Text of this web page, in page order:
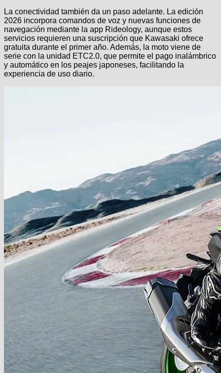
La conectividad también da un paso adelante. La edición
2026 incorpora comandos de voz y nuevas funciones de
navegación mediante la app Rideology, aunque estos
servicios requieren una suscripción que Kawasaki ofrece
gratuita durante el primer año. Además, la moto viene de
serie con la unidad ETC2.0, que permite el pago inalámbrico
y automático en los peajes japoneses, facilitando la
experiencia de uso diario.